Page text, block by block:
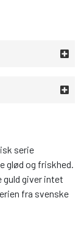
serie
glød og friskhed.
giver intet
fra svenske